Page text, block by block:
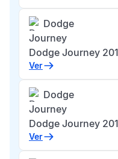
Dodge
Journey
Dodge Journey
Ver
Dodge
Journey
Dodge Journey
Ver